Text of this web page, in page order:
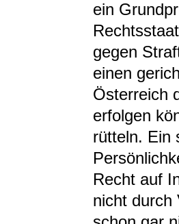
ein
gegen
einen
Österreich
erfolgen
rütteln. Ein
Recht auf
nicht durch